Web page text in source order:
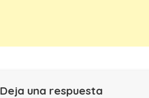
Deja una respuesta